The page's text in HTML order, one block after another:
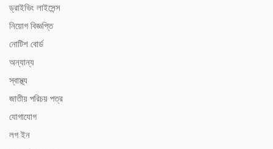
ড্রাইভিং লাইসেন্স
নিয়োগ বিজ্ঞপ্তি
নোটিশ বোর্ড
অন্যান্য
স্বাস্থ্য
জাতীয় পরিচয় পত্র
যোগাযোগ
লগ ইন